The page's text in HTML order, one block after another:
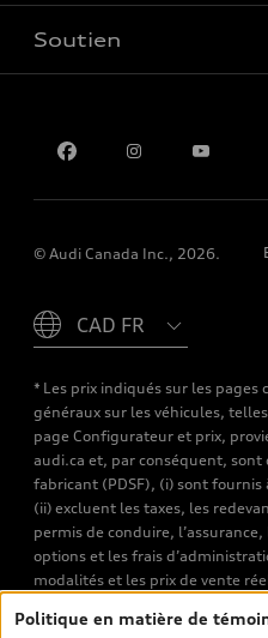
Soutien
© Audi Canada Inc., 2026.
* Les prix indiqués sur les
généraux sur les véhicules,
page Configurateur et prix,
audi.ca et, par conséquent,
fabricant (PDSF), (i) sont
(ii) excluent les taxes, les
permis de conduire,
options et les frais
modalités et les prix de vente
véhicules neufs et d’occasion
Politique en matière de